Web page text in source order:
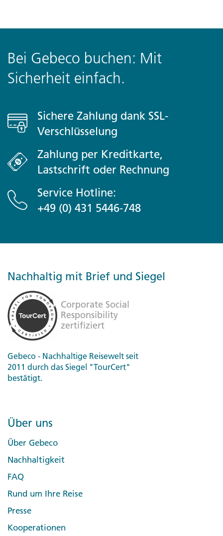
Bei Gebeco buchen: Mit
Sicherheit einfach.
Sichere Zahlung dank SSL-
Verschlüsselung
Zahlung per Kreditkarte,
Lastschrift oder Rechnung
Service Hotline:
+49 (0) 431 5446-748
Nachhaltig mit Brief und Siegel
Gebeco - Nachhaltige Reisewelt seit
2011 durch das Siegel "TourCert"
bestätigt.
Über uns
Über Gebeco
Nachhaltigkeit
FAQ
Rund um Ihre Reise
Presse
Kooperationen